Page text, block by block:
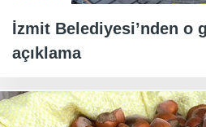
İzmit Belediyesi’nden o
açıklama